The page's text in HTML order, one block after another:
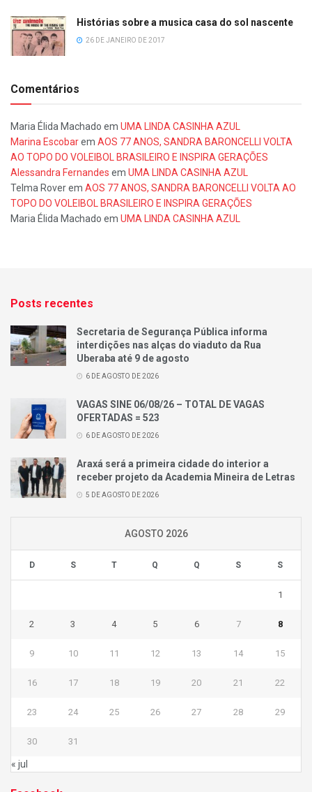
Histórias sobre a musica casa do sol nascente
26 DE JANEIRO DE 2017
Comentários
Maria Élida Machado em UMA LINDA CASINHA AZUL
Marina Escobarem AOS 77 ANOS, SANDRA BARONCELLI VOLTA
AO TOPO DO VOLEIBOL BRASILEIRO E INSPIRA GERAÇÕES
Alessandra Fernandes em UMA LINDA CASINHA AZUL
Telma Roverem AOS 77 ANOS, SANDRA BARONCELLI VOLTA AO
TOPO DO VOLEIBOL BRASILEIRO E INSPIRA GERAÇÕES
Maria Élida Machado em UMA LINDA CASINHA AZUL
Posts recentes
Secretaria de Segurança Pública informa
interdições nas alças do viaduto da Rua
Uberaba até 9 de agosto
6 DE AGOSTO DE 2026
VAGAS SINE 06/08/26 – TOTAL DE VAGAS
OFERTADAS = 523
6 DE AGOSTO DE 2026
Araxá será a primeira cidade do interior a
receber projeto da Academia Mineira de Letras
5 DE AGOSTO DE 2026
AGOSTO 2026
D S T Q Q S S
1
2 3 4 5 6 7 8
9 10 11 12 13 14 15
16 17 18 19 20 21 22
23 24 25 26 27 28 29
30 31
« jul